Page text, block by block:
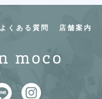
よくある質問 店舗案内